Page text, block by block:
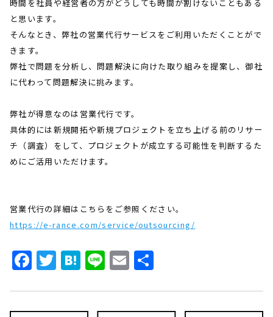
時間を社員や経営者の方がどうしても時間が割けないこともある
と思います。
そんなとき、弊社の営業代行サービスをご利用いただくことがで
きます。
弊社で問題を分析し、問題解決に向けた取り組みを提案し、御社
に代わって問題解決に挑みます。
弊社が得意なのは営業代行です。
具体的には新規開拓や新規プロジェクトを立ち上げる前のリサー
チ（調査）をして、プロジェクトが成立する可能性を判断するた
めにご活用いただけます。
営業代行の詳細はこちらをご参照ください。
https://e-rance.com/service/outsourcing/
Facebook
Twitter
Hatena
LineEmail